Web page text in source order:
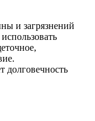
и загрязнений
долговечность